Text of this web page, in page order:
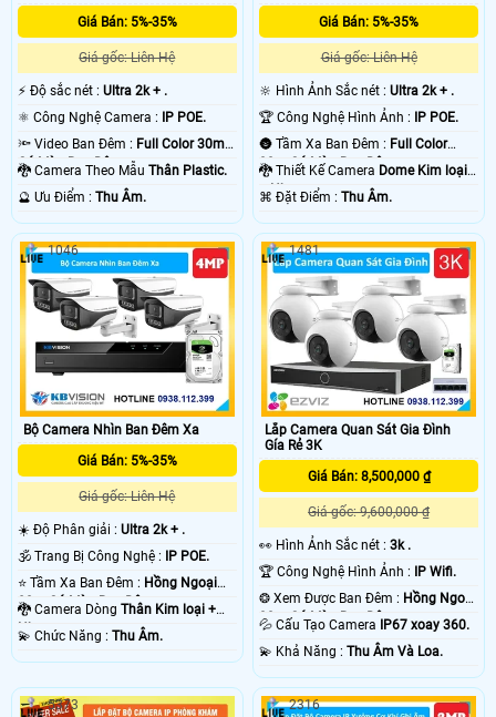
Giá Bán: 5%-35%
Giá gốc: Liên Hệ
️⚡ Độ sắc nét : Ultra 2k + .
⚛️ Công Nghệ Camera : IP POE.
🔦 Video Ban Đêm : Full Color 30m
Có Màu Ban Ðêm.
🐉️ Camera Theo Mẫu Thân Plastic.
️🔮 Ưu Điểm : Thu Âm.
Giá Bán: 5%-35%
Giá gốc: Liên Hệ
🔆 Hình Ảnh Sắc nét :Ultra 2k + .
🏆 Công Nghệ Hình Ảnh : IP POE.
🌚 Tầm Xa Ban Đêm : Full Color
30m Có Màu Ban Ðêm.
🐉️ Thiết Kế Camera Dome Kim loại
+ Nhựa.
️⌘ Đặt Điểm :Thu Âm.
Bộ Camera Nhìn Ban Đêm Xa
Giá Bán: 5%-35%
Giá gốc: Liên Hệ
☀️ Độ Phân giải : Ultra 2k + .
🕉️ Trang Bị Công Nghệ :
IP POE.
⭐ Tầm Xa Ban Đêm : Hồng Ngoại
80m Có Màu Ban Ðêm.
🐉️ Camera Dòng Thân Kim loại +
Nhựa.
️💫 Chức Năng : Thu Âm.
1046
Lắp Camera Quan Sát Gia Đình
Gía Rẻ 3K
Giá Bán: 8,500,000 ₫
Giá gốc: 9,600,000 ₫
️👀 Hình Ảnh Sắc nét :3k .
🏆 Công Nghệ Hình Ảnh :
IP Wifi.
❂ Xem Được Ban Đêm : Hồng Ngoại
30m Có Màu Ban Ðêm.
💦 Cấu Tạo Camera
IP67 xoay 360.
️💫 Khả Năng :Thu Âm Và Loa.
1481
5373 2316